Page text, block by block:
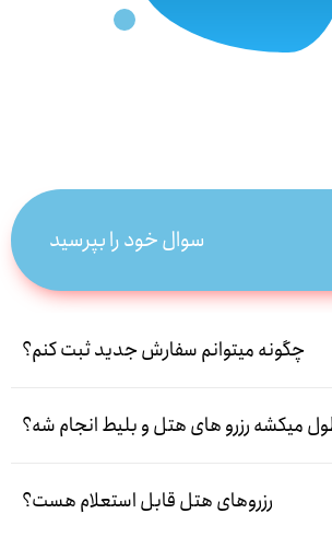
سوال خود را بپرسید
چگونه میتوانم سفارش جدید ثبت کنم؟
میکشه رزرو های هتل و بلیط انجام شه؟
رزروهای هتل قابل استعلام هست؟